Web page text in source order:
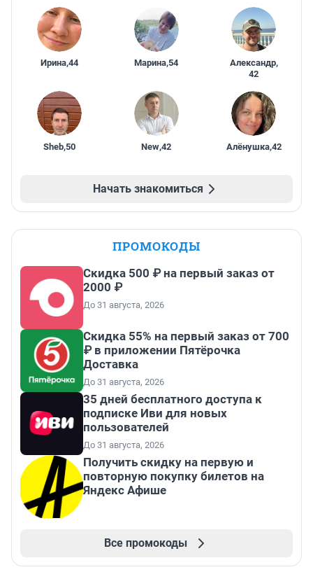
Ирина,44 Марина,54 Александр,
42
Sheb,50 New,42 Алёнушка,42
Начать знакомиться
ПРОМОКОДЫ
Скидка 500 ₽ на первый заказ от
2000 ₽
До 31 августа, 2026
Скидка 55% на первый заказ от 700
₽ в приложении Пятёрочка
Доставка
До 31 августа, 2026
35 дней бесплатного доступа к
подписке Иви для новых
пользователей
До 31 августа, 2026
Получить скидку на первую и
повторную покупку билетов на
Яндекс Афише
Все промокоды